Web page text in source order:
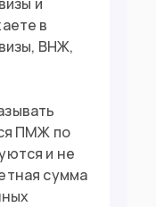
в
ВНЖ,
ПМЖ по
и не
сумма